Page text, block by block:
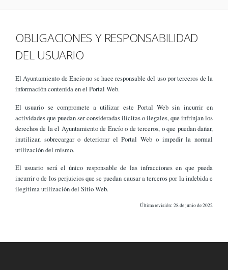
OBLIGACIONES Y RESPONSABILIDAD
DEL USUARIO
El Ayuntamiento de Encío no se hace responsable del uso por terceros de la
información contenida en el Portal Web.
El usuario se compromete a utilizar este Portal Web sin incurrir en
actividades que puedan ser consideradas ilícitas o ilegales, que infrinjan los
derechos de la el Ayuntamiento de Encío o de terceros, o que puedan dañar,
inutilizar, sobrecargar o deteriorar el Portal Web o impedir la normal
utilización del mismo.
El usuario será el único responsable de las infracciones en que pueda
incurrir o de los perjuicios que se puedan causar a terceros por la indebida e
ilegítima utilización del Sitio Web.
Última revisión: 28 de junio de 2022